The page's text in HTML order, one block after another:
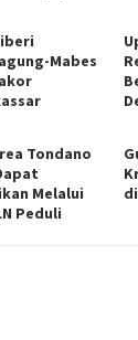
Mabes
Tondano
Melalui
Peduli